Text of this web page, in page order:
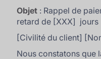
Objet : Rappel de
retard de [XXX] jours
[Civilité du client]
Nous constatons que